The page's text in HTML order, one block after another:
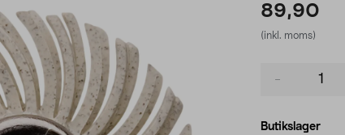
89,90
(inkl. moms)
Butikslager